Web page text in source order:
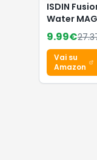
ISDIN
Water
Repair
50 (50 ml) |
Crema
Viso
Colorata |
9.99€
Vai su
Amazon